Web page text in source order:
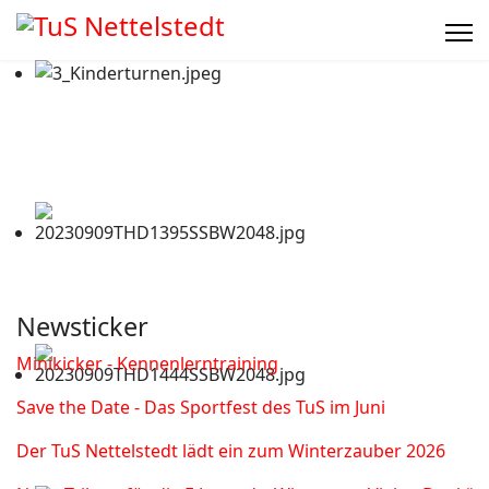
Newsticker
Minikicker - Kennenlerntraining
Save the Date - Das Sportfest des TuS im Juni
Der TuS Nettelstedt lädt ein zum Winterzauber 2026